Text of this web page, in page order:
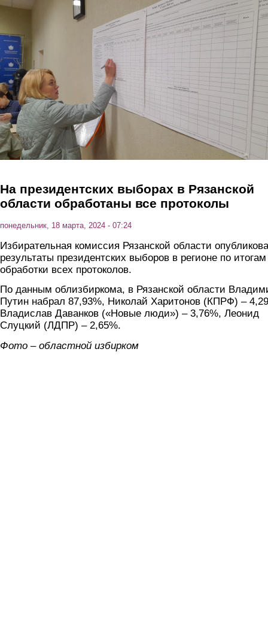
Перейти к основному содержанию
На президентских выборах в Рязанской
области обработаны все протоколы
понедельник, 18 марта, 2024 - 07:24
Избирательная комиссия Рязанской области
результаты президентских выборов в регионе по итогам
обработки всех протоколов.
По данным облизбиркома, в Рязанской области
Путин набрал 87,93%, Николай Харитонов (КПРФ) –
Владислав Даванков («Новые люди») – 3,76%, Леонид
Слуцкий (ЛДПР) – 2,65%.
Фото – областной избирком